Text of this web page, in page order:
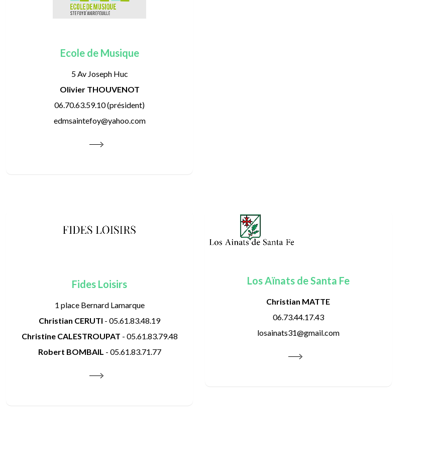
Ecole de Musique
5 Av Joseph Huc
Olivier THOUVENOT
06.70.63.59.10 (président)
edmsaintefoy@yahoo.com
Fides Loisirs
1 place Bernard Lamarque
Christian CERUTI - 05.61.83.48.19
Christine CALESTROUPAT - 05.61.83.79.48
Robert BOMBAIL - 05.61.83.71.77
Los Aïnats de Santa Fe
Christian MATTE
06.73.44.17.43
losainats31@gmail.com